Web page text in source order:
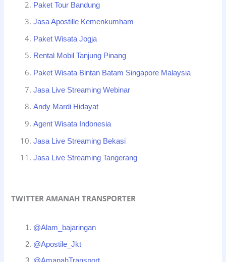
Paket Tour Bandung
Jasa Apostille Kemenkumham
Paket Wisata Jogja
Rental Mobil Tanjung Pinang
Paket Wisata Bintan Batam Singapore Malaysia
Jasa Live Streaming Webinar
Andy Mardi Hidayat
Agent Wisata Indonesia
Jasa Live Streaming Bekasi
Jasa Live Streaming Tangerang
TWITTER AMANAH TRANSPORTER
@Alam_bajaringan
@Apostile_Jkt